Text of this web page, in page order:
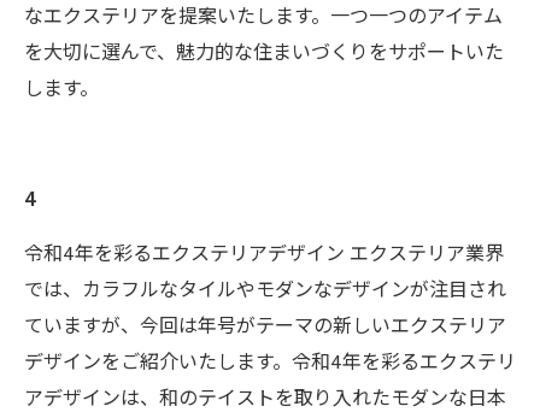
なエクステリアを提案いたします。一つ一つのアイテム
を大切に選んで、魅力的な住まいづくりをサポートいた
します。
4
令和4年を彩るエクステリアデザイン エクステリア業界
では、カラフルなタイルやモダンなデザインが注目され
ていますが、今回は年号がテーマの新しいエクステリア
デザインをご紹介いたします。令和4年を彩るエクステリ
アデザインは、和のテイストを取り入れたモダンな日本